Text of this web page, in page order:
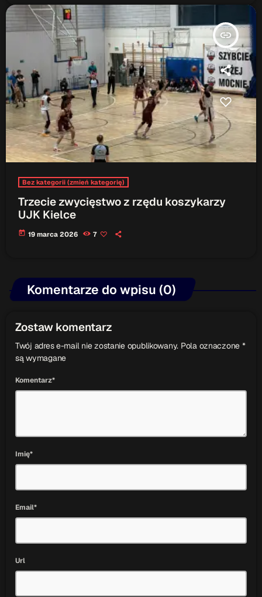
insert_link
Bez kategorii (zmień kategorię)
Trzecie zwycięstwo z rzędu koszykarzy
UJK Kielce
today 19 marca 2026 7
Komentarze do wpisu (0)
Zostaw komentarz
Twój adres e-mail nie zostanie opublikowany. Pola oznaczone *
są wymagane
Komentarz*
Imię*
Email*
Url